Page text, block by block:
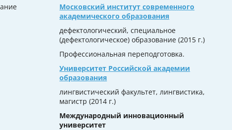
Московский институт современного
академического образования
дефектологический, специальное
(дефектологическое) образование (2015 г.)
Профессиональная переподготовка.
Университет Российской академии
образования
лингвистический факультет, лингвистика,
магистр (2014 г.)
Международный инновационный
университет